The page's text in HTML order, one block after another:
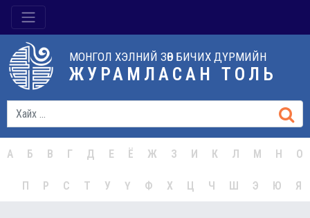
МОНГОЛ ХЭЛНИЙ ЗӨВ БИЧИХ ДҮРМИЙН
ЖУРАМЛАСАН ТОЛЬ
А Б В Г Д Е Ё Ж З И К Л М Н О
П Р С Т У Ү Ф Х Ц Ч Ш Э Ю Я